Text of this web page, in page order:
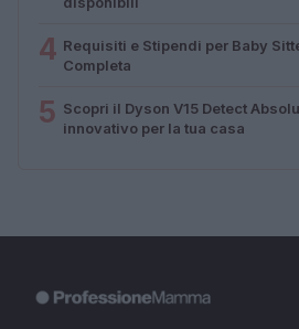
4 Requisiti e Stipendi per Baby
Completa
5 Scopri il Dyson V15 Detect
innovativo per la tua casa